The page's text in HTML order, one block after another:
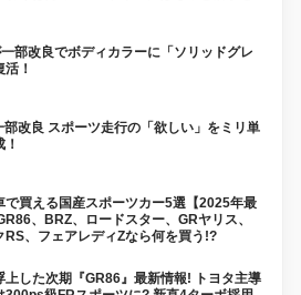
部改良でボディカラーに「ソリッドグレ
！
部改良 スポーツ走行の「欲しい」をミリ単
で買える国産スポーツカー5選【2025年最
、BRZ、ロードスター、GRヤリス、
RS、フェアレディZなら何を買う!?
上した次期『GR86』最新情報! トヨタ主導